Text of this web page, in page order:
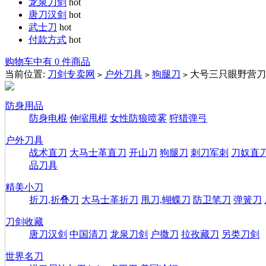
唐刀汉剑 hot
武士刀 hot
付款方式 hot
购物车中有 0 件商品
当前位置: 刀剑专卖网 > 户外刀具 > 狗腿刀 > 大号三只眼野营
防身用品
防身电棍 伸缩甩棍 女性防狼喷雾 狩猎弹弓
户外刀具
战术直刀 大马士革直刀 开山刀 狗腿刀 刺刀军刺 刀奴直
品刀具
精美小刀
折刀,折叠刀 大马士革折刀 甩刀,蝴蝶刀 防卫笔刀 弹簧刀
刀剑收藏
唐刀汉剑 中国清刀 龙泉刀剑 户撒刀 拉孜藏刀 另类刀剑
世界名刀